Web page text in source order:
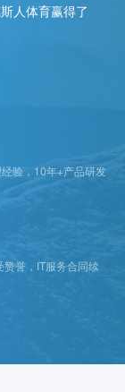
人体育赢得了
验，10年+产品研发
赞誉，IT服务合同续